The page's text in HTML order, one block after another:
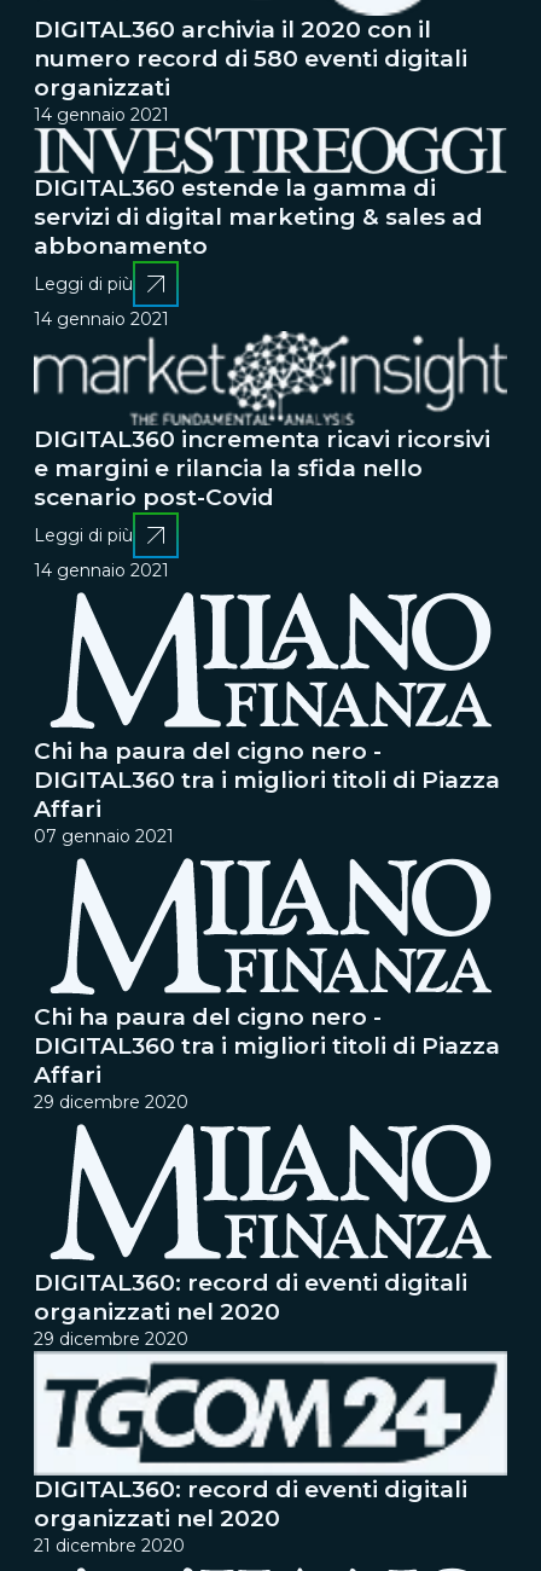
DIGITAL360 archivia il 2020 con il
numero record di 580 eventi digitali
organizzati
14 gennaio 2021
DIGITAL360 estende la gamma di
servizi di digital marketing & sales ad
abbonamento
Leggi di più
14 gennaio 2021
DIGITAL360 incrementa ricavi ricorsivi
e margini e rilancia la sfida nello
scenario post-Covid
Leggi di più
14 gennaio 2021
Chi ha paura del cigno nero -
DIGITAL360 tra i migliori titoli di Piazza
Affari
07 gennaio 2021
Chi ha paura del cigno nero -
DIGITAL360 tra i migliori titoli di Piazza
Affari
29 dicembre 2020
DIGITAL360: record di eventi digitali
organizzati nel 2020
29 dicembre 2020
DIGITAL360: record di eventi digitali
organizzati nel 2020
21 dicembre 2020